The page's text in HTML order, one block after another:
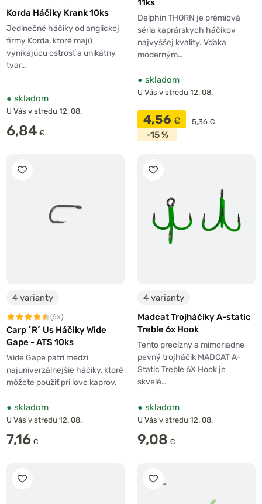
Korda Háčiky Krank 10ks
Jedinečné háčiky od anglickej
firmy Korda, ktoré majú
vynikajúcu ostrosť a unikátny
tvar…
● skladom
U Vás v stredu 12. 08.
6,84 €
11ks
Delphin THORN je prémiová
séria kaprárskych háčikov
najvyššej kvality. Vďaka
moderným…
● skladom
U Vás v stredu 12. 08.
4,56 € 5,36 €
-15 %
4 varianty
(6x)
Carp ´R´ Us Háčiky Wide
Gape - ATS 10ks
Wide Gape patrí medzi
najuniverzálnejšie háčiky, ktoré
môžete použiť pri love kaprov.
● skladom
U Vás v stredu 12. 08.
7,16 €
4 varianty
Madcat Trojháčiky A-static
Treble 6x Hook
Tento precízny a mimoriadne
pevný trojháčik MADCAT A-
Static Treble 6X Hook je
skvelé…
● skladom
U Vás v stredu 12. 08.
9,08 €